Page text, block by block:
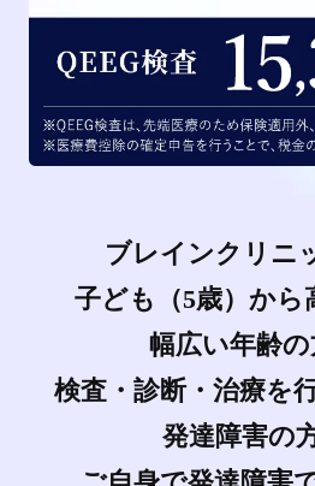
ブレインクリニ
子ども（5歳）から
幅広い年齢
検査・診断・治療を
発達障害の